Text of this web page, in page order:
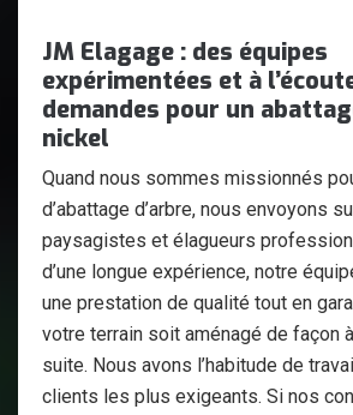
JM Elagage : des équipes
expérimentées et à
demandes pour un
nickel
Quand nous sommes missionnés
d’abattage d’arbre, nous envoyons
paysagistes et élagueurs
d’une longue expérience, notre
une prestation de qualité tout en
votre terrain soit aménagé de façon
suite. Nous avons l’habitude de
clients les plus exigeants. Si nos